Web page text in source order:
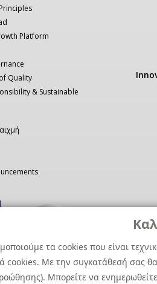
τα cookies που είναι
cookies. Με την συγκατάθεσή σας
Μπορείτε να
Platform
Quality
& Sustainable